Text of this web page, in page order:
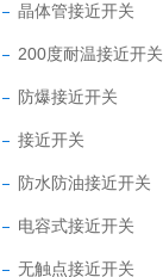
晶体管接近开关
200度耐温接近开关
防爆接近开关
接近开关
防水防油接近开关
电容式接近开关
无触点接近开关